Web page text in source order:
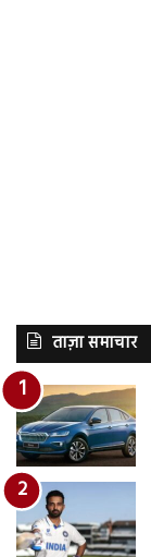
ताज़ा समाचार